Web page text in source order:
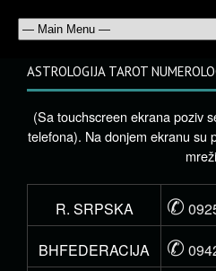
ASTROLOGIJA TAROT
(Sa touchscreen ekrana poziv
telefona). Na donjem ekranu su
mreži
R. SRPSKA ✆
BHFEDERACIJA
✆